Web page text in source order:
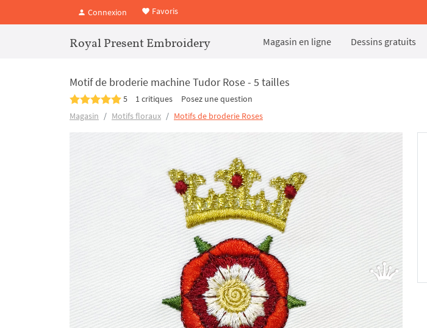
Connexion Favoris
Royal Present Embroidery Magasin en ligne Dessins gratuits
Motif de broderie machine Tudor Rose - 5 tailles
5 1 critiques
Posez une question
Magasin
Motifs floraux Motifs de broderie Roses